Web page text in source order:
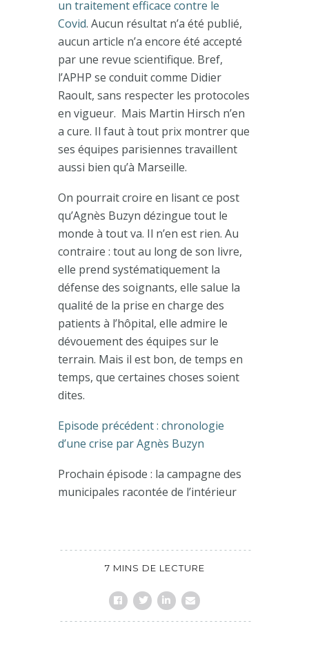
un traitement efficace contre le
Covid. Aucun résultat n’a été publié,
aucun article n’a encore été accepté
par une revue scientifique. Bref,
l’APHP se conduit comme Didier
Raoult, sans respecter les protocoles
en vigueur. Mais Martin Hirsch n’en
a cure. Il faut à tout prix montrer que
ses équipes parisiennes travaillent
aussi bien qu’à Marseille.
On pourrait croire en lisant ce post
qu’Agnès Buzyn dézingue tout le
monde à tout va. Il n’en est rien. Au
contraire : tout au long de son livre,
elle prend systématiquement la
défense des soignants, elle salue la
qualité de la prise en charge des
patients à l’hôpital, elle admire le
dévouement des équipes sur le
terrain. Mais il est bon, de temps en
temps, que certaines choses soient
dites.
Episode précédent : chronologie
d’une crise par Agnès Buzyn
Prochain épisode : la campagne des
municipales racontée de l’intérieur
7 MINS DE LECTURE